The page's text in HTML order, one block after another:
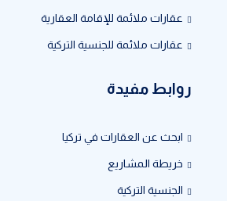
عقارات ملائمة للإقامة العقارية
عقارات ملائمة للجنسية التركية
روابط مفيدة
ابحث عن العقارات في تركيا
خريطة المشاريع
الجنسية التركية